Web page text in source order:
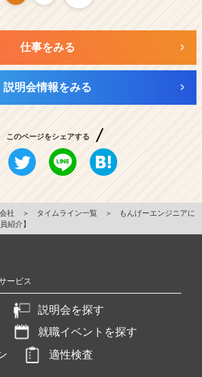
仕事をみる
説明会情報をみる
このページをシェアする
社 ＞ タイムライン一覧 ＞
もんげーエンジニアに
紹介】
ービス
説明会を探す
就職イベントを探す
適性検査